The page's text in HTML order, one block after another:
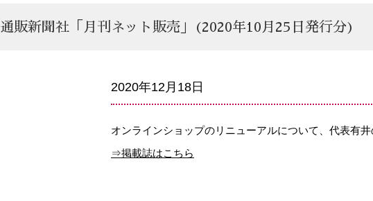
通販新聞社「月刊ネット販売」(2020年10月25日発行分)
2020年12月18日
オンラインショップのリニューアルについて、代表有
⇒掲載誌はこちら